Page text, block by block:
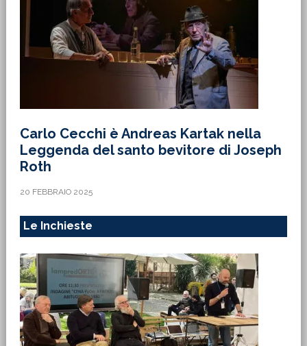
Carlo Cecchi è Andreas Kartak nella
Leggenda del santo bevitore di Joseph
Roth
20 FEBBRAIO 2025
Le Inchieste